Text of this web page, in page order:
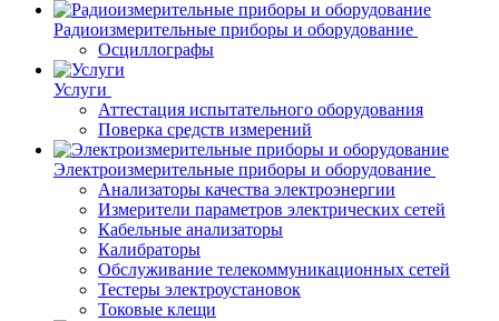
Радиоизмерительные приборы и оборудование
Осциллографы
Услуги
Аттестация испытательного оборудования
Поверка средств измерений
Электроизмерительные приборы и оборудование
Анализаторы качества электроэнергии
Измерители параметров электрических сетей
Кабельные анализаторы
Калибраторы
Обслуживание телекоммуникационных сетей
Тестеры электроустановок
Токовые клещи